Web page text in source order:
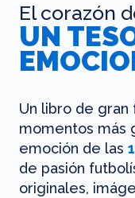
El corazón
UN
Un libro de
momentos más
emoción de las
de pasión
originales,